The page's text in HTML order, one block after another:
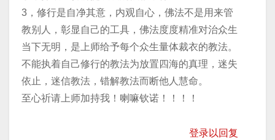
3，修行是自净其意，内观自心，佛法不是用来管
教别人，彰显自己的工具，佛法度度精准对治众生
当下无明，是上师给予每个众生量体裁衣的教法。
不能执着自己修行的教法为放置四海的真理，迷失
依止，迷信教法，错解教法而断他人慧命。
至心祈请上师加持我！喇嘛钦诺！！！！
登录以回复